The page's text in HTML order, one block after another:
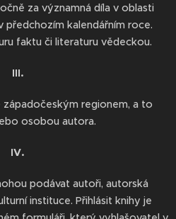
za významná díla v oblasti
kalendářním roce.
faktu či literaturu vědeckou.
III.
západočeským regionem, a to
osobou autora.
IV.
podávat autoři, autorská
instituce. Přihlásit knihy je